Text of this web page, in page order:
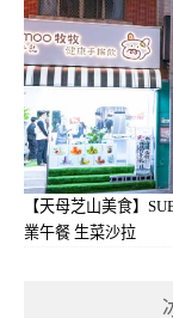
【天母芝山美食】
業午餐 生菜沙拉